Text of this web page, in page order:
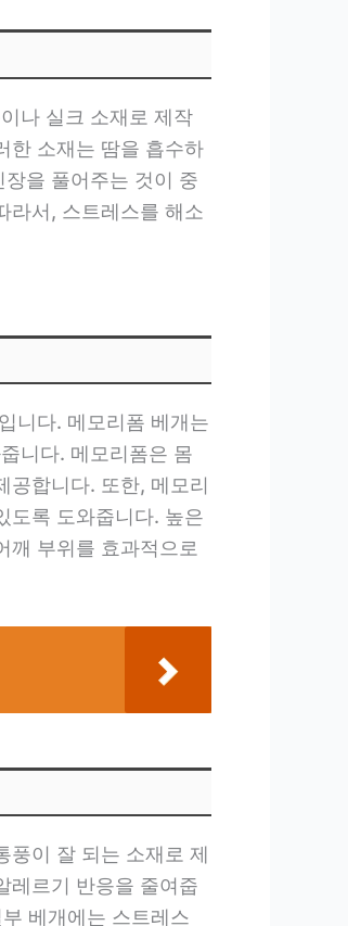
나 실크 소재로 제작
한 소재는 땀을 흡수하
을 풀어주는 것이 중
라서, 스트레스를 해소
니다. 메모리폼 베개는
니다. 메모리폼은 몸
공합니다. 또한, 메모리
도록 도와줍니다. 높은
깨 부위를 효과적으로
풍이 잘 되는 소재로 제
레르기 반응을 줄여줍
베개에는 스트레스